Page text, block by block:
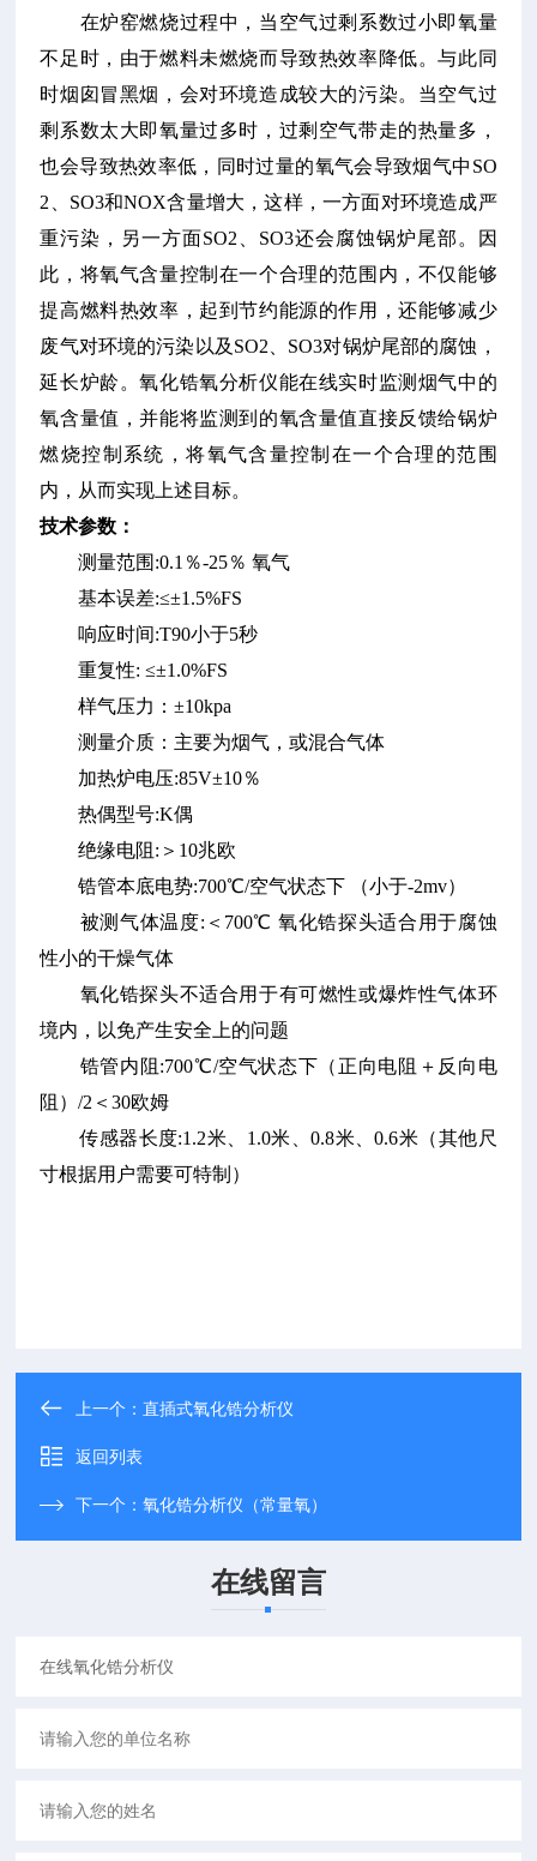
在炉窑燃烧过程中，当空气过剩系数过小即氧量
不足时，由于燃料未燃烧而导致热效率降低。与此同
时烟囱冒黑烟，会对环境造成较大的污染。当空气过
剩系数太大即氧量过多时，过剩空气带走的热量多，
也会导致热效率低，同时过量的氧气会导致烟气中SO
2、SO3和NOX含量增大，这样，一方面对环境造成严
重污染，另一方面SO2、SO3还会腐蚀锅炉尾部。因
此，将氧气含量控制在一个合理的范围内，不仅能够
提高燃料热效率，起到节约能源的作用，还能够减少
废气对环境的污染以及SO2、SO3对锅炉尾部的腐蚀，
延长炉龄。氧化锆氧分析仪能在线实时监测烟气中的
氧含量值，并能将监测到的氧含量值直接反馈给锅炉
燃烧控制系统，将氧气含量控制在一个合理的范围
内，从而实现上述目标。
技术参数：
测量范围:0.1％-25％ 氧气
基本误差:≤±1.5%FS
响应时间:T90小于5秒
重复性: ≤±1.0%FS
样气压力：±10kpa
测量介质：主要为烟气，或混合气体
加热炉电压:85V±10％
热偶型号:K偶
绝缘电阻:＞10兆欧
锆管本底电势:700℃/空气状态下 （小于-2mv）
被测气体温度:＜700℃ 氧化锆探头适合用于腐蚀
性小的干燥气体
氧化锆探头不适合用于有可燃性或爆炸性气体环
境内，以免产生安全上的问题
锆管内阻:700℃/空气状态下（正向电阻＋反向电
阻）/2＜30欧姆
传感器长度:1.2米、1.0米、0.8米、0.6米（其他尺
寸根据用户需要可特制）
上一个：直插式氧化锆分析仪
返回列表
下一个：氧化锆分析仪（常量氧）
在线留言